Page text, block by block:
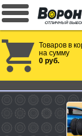
Товаров в
на сумму
0 руб.